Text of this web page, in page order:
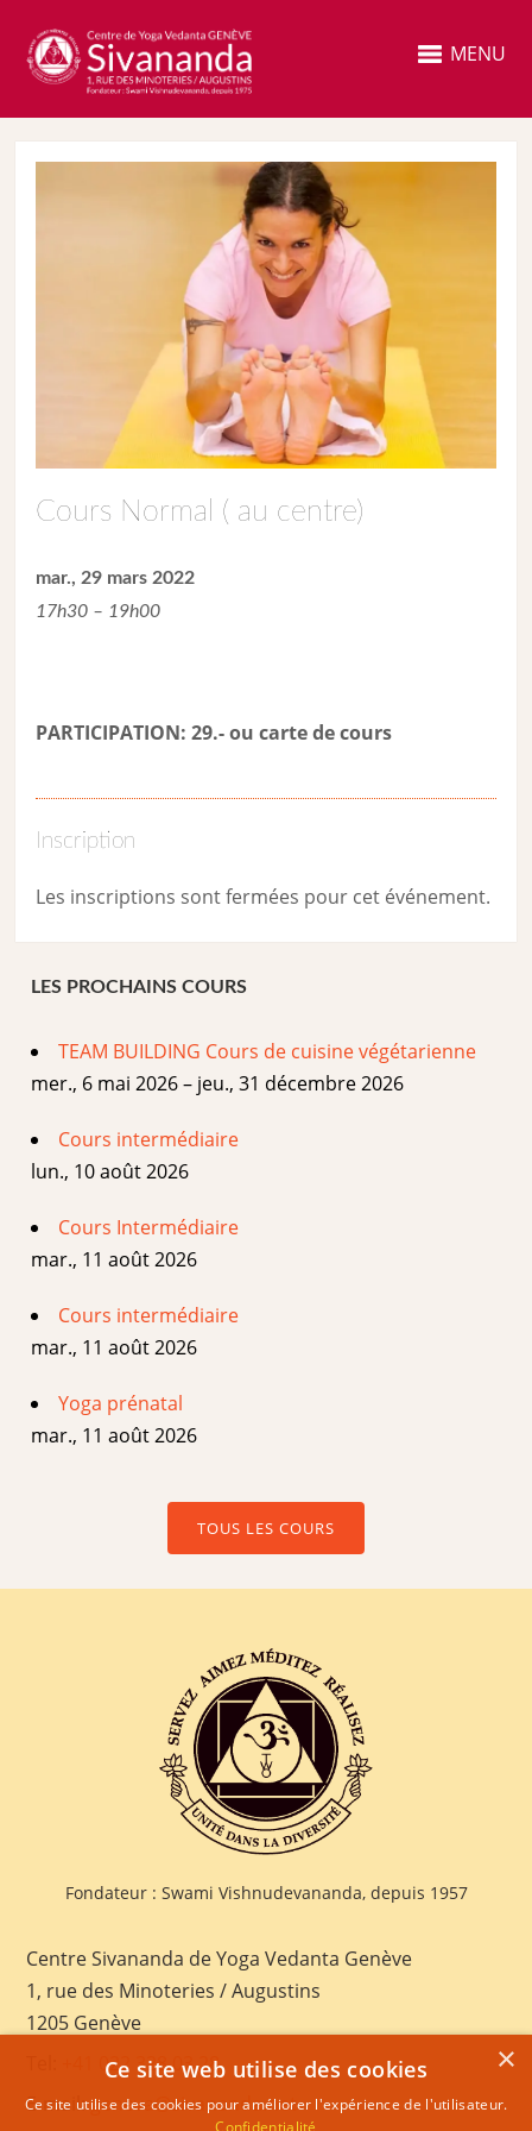
MENU
Cours Normal ( au centre)
mar., 29 mars 2022
17h30 – 19h00
PARTICIPATION: 29.- ou carte de cours
Inscription
Les inscriptions sont fermées pour cet événement.
LES PROCHAINS COURS
TEAM BUILDING Cours de cuisine végétarienne
mer., 6 mai 2026 – jeu., 31 décembre 2026
Cours intermédiaire
lun., 10 août 2026
Cours Intermédiaire
mar., 11 août 2026
Cours intermédiaire
mar., 11 août 2026
Yoga prénatal
mar., 11 août 2026
TOUS LES COURS
Fondateur : Swami Vishnudevananda, depuis 1957
Centre Sivananda de Yoga Vedanta Genève
1, rue des Minoteries / Augustins
1205 Genève
+41 022 328 03 28
E-mail:geneva@sivananda.net
×
Ce site web utilise des cookies
Ce site utilise des cookies pour améliorer l'expérience de l'utilisateur.
Confidentialité